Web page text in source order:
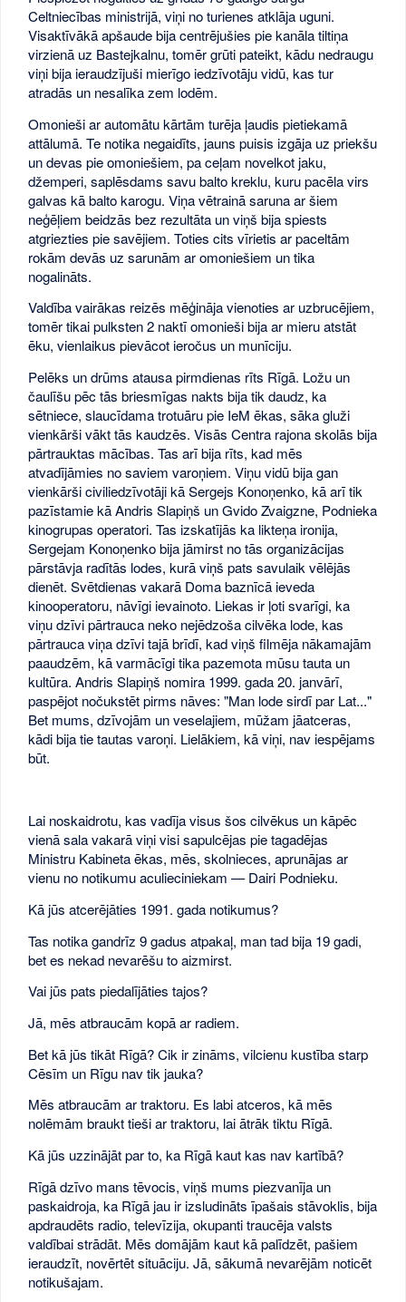
Celtniecības ministrijā, viņi no turienes atklāja uguni.
Visaktīvākā apšaude bija centrējušies pie kanāla tiltiņa
virzienā uz Bastejkalnu, tomēr grūti pateikt, kādu nedraugu
viņi bija ieraudzījuši mierīgo iedzīvotāju vidū, kas tur
atradās un nesalīka zem lodēm.
Omonieši ar automātu kārtām turēja ļaudis pietiekamā
attālumā. Te notika negaidīts, jauns puisis izgāja uz priekšu
un devas pie omoniešiem, pa ceļam novelkot jaku,
džemperi, saplēsdams savu balto kreklu, kuru pacēla virs
galvas kā balto karogu. Viņa vētrainā saruna ar šiem
neģēļiem beidzās bez rezultāta un viņš bija spiests
atgriezties pie savējiem. Toties cits vīrietis ar paceltām
rokām devās uz sarunām ar omoniešiem un tika
nogalināts.
Valdība vairākas reizēs mēģināja vienoties ar uzbrucējiem,
tomēr tikai pulksten 2 naktī omonieši bija ar mieru atstāt
ēku, vienlaikus pievācot ieročus un munīciju.
Pelēks un drūms atausa pirmdienas rīts Rīgā. Ložu un
čaulīšu pēc tās briesmīgas nakts bija tik daudz, ka
sētniece, slaucīdama trotuāru pie IeM ēkas, sāka gluži
vienkārši vākt tās kaudzēs. Visās Centra rajona skolās bija
pārtrauktas mācības. Tas arī bija rīts, kad mēs
atvadījāmies no saviem varoņiem. Viņu vidū bija gan
vienkārši civiliedzīvotāji kā Sergejs Konoņenko, kā arī tik
pazīstamie kā Andris Slapiņš un Gvido Zvaigzne, Podnieka
kinogrupas operatori. Tas izskatījās ka likteņa ironija,
Sergejam Konoņenko bija jāmirst no tās organizācijas
pārstāvja radītās lodes, kurā viņš pats savulaik vēlējās
dienēt. Svētdienas vakarā Doma baznīcā ieveda
kinooperatoru, nāvīgi ievainoto. Liekas ir ļoti svarīgi, ka
viņu dzīvi pārtrauca neko nejēdzoša cilvēka lode, kas
pārtrauca viņa dzīvi tajā brīdī, kad viņš filmēja nākamajām
paaudzēm, kā varmācīgi tika pazemota mūsu tauta un
kultūra. Andris Slapiņš nomira 1999. gada 20. janvārī,
paspējot nočukstēt pirms nāves: "Man lode sirdī par Lat..."
Bet mums, dzīvojām un veselajiem, mūžam jāatceras,
kādi bija tie tautas varoņi. Lielākiem, kā viņi, nav iespējams
būt.
Lai noskaidrotu, kas vadīja visus šos cilvēkus un kāpēc
vienā sala vakarā viņi visi sapulcējas pie tagadējas
Ministru Kabineta ēkas, mēs, skolnieces, aprunājas ar
vienu no notikumu aculieciniekam — Dairi Podnieku.
Kā jūs atcerējāties 1991. gada notikumus?
Tas notika gandrīz 9 gadus atpakaļ, man tad bija 19 gadi,
bet es nekad nevarēšu to aizmirst.
Vai jūs pats piedalījāties tajos?
Jā, mēs atbraucām kopā ar radiem.
Bet kā jūs tikāt Rīgā? Cik ir zināms, vilcienu kustība starp
Cēsīm un Rīgu nav tik jauka?
Mēs atbraucām ar traktoru. Es labi atceros, kā mēs
nolēmām braukt tieši ar traktoru, lai ātrāk tiktu Rīgā.
Kā jūs uzzinājāt par to, ka Rīgā kaut kas nav kartībā?
Rīgā dzīvo mans tēvocis, viņš mums piezvanīja un
paskaidroja, ka Rīgā jau ir izsludināts īpašais stāvoklis, bija
apdraudēts radio, televīzija, okupanti traucēja valsts
valdībai strādāt. Mēs domājām kaut kā palīdzēt, pašiem
ieraudzīt, novērtēt situāciju. Jā, sākumā nevarējām noticēt
notikušajam.